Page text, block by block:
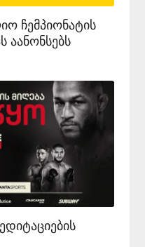
ჩემპიონატის
აანონსებს